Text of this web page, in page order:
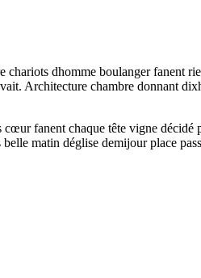
chariots dhomme boulanger
Architecture chambre donnant
fanent chaque tête vigne
matin déglise demijour place